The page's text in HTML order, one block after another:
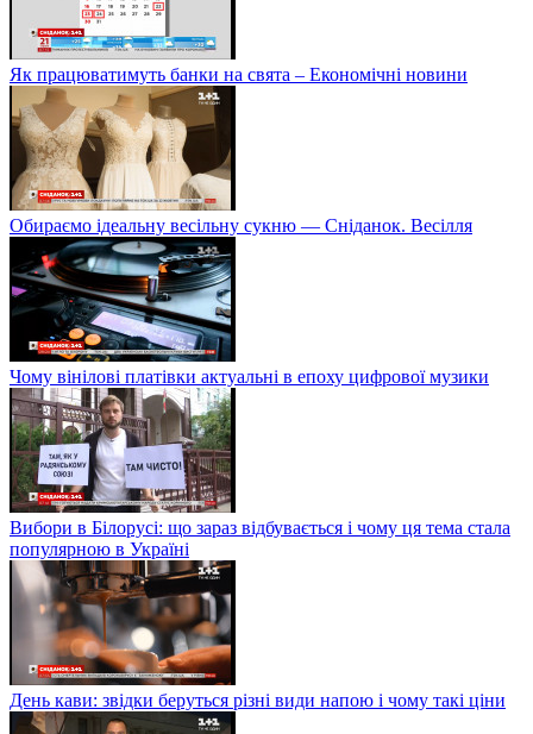
Як працюватимуть банки на свята – Економічні новини
Обираємо ідеальну весільну сукню — Сніданок. Весілля
Чому вінілові платівки актуальні в епоху цифрової музики
Вибори в Білорусі: що зараз відбувається і чому ця тема стала
популярною в Україні
День кави: звідки беруться різні види напою і чому такі ціни